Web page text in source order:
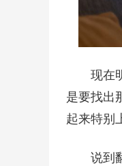
现在
是要找出
起来特别
说到